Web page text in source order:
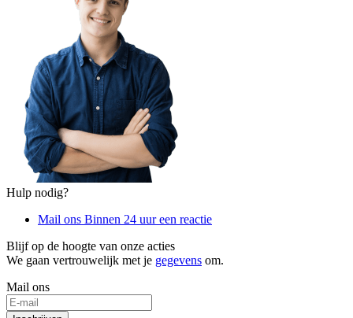
Hulp nodig?
Mail ons Binnen 24 uur een reactie
Blijf op de hoogte van onze acties
We gaan vertrouwelijk met je gegevens om.
Mail ons